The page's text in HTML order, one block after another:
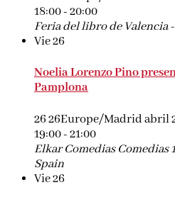
18:00-20:00
Feria del libro de Valencia -
Vie26
Noelia Lorenzo Pino
Pamplona
26 26Europe/Madrid abril
19:00-21:00
Elkar ComediasComedias
Spain
Vie26